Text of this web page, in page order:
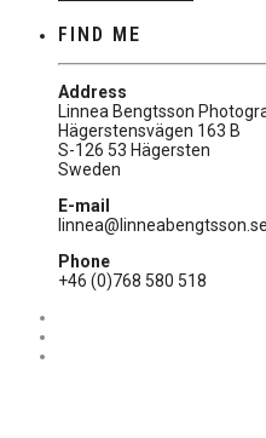
FIND ME
Address
Linnea Bengtsson
Hägerstensvägen 163 B
S-126 53 Hägersten
Sweden
E-mail
linnea@linneabengtsson.se
Phone
+46 (0)768 580 518